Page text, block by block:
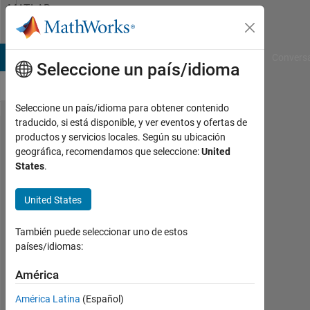
Saltar al contenido
MATLAB
Answers
Chaotic map,
Metaheuristic
dhiman
banerjee
17
Nov.
1
Seleccione un país/idioma
Seleccione un país/idioma para obtener contenido
traducido, si está disponible, y ver eventos y ofertas de
productos y servicios locales. Según su ubicación
geográfica, recomendamos que seleccione:United
States.
United States
También puede seleccionar uno de estos
países/idiomas:
América
América Latina (Español)